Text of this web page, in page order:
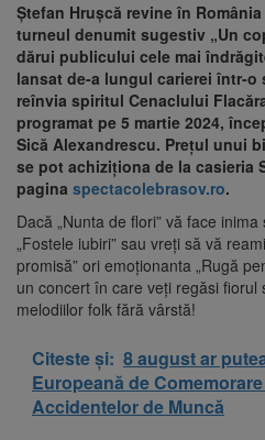
Ștefan Hrușcă revine în
turneul denumit sugestiv „Un
dărui publicului cele mai
lansat de-a lungul carierei într-o
reînvia spiritul Cenaclului
programat pe 5 martie 2024,
Sică Alexandrescu. Prețul unui
se pot achiziționa de la casieria
pagina spectacolebrasov.ro.
Dacă „Nunta de flori” vă face
„Fostele iubiri” sau vreţi să vă
promisă” ori emoţionanta „Rugă
un concert în care veţi regăsi
melodiilor folk fără vârstă!
Citeste și: 8 august ar
Europeană de
Accidentelor de Muncă